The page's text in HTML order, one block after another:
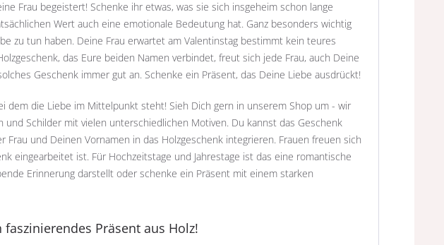
Frau begeistert! Schenke ihr etwas, was sie sich insgeheim schon lange
Wert auch eine emotionale Bedeutung hat. Ganz besonders wichtig
zu tun haben. Deine Frau erwartet am Valentinstag bestimmt kein teures
das Eure beiden Namen verbindet, freut sich jede Frau, auch Deine
Geschenk immer gut an. Schenke ein Präsent, das Deine Liebe ausdrückt!
dem die Liebe im Mittelpunkt steht! Sieh Dich gern in unserem Shop um - wir
Schilder mit vielen unterschiedlichen Motiven. Du kannst das Geschenk
und Deinen Vornamen in das Holzgeschenk integrieren. Frauen freuen sich
eingearbeitet ist. Für Hochzeitstage und Jahrestage ist das eine romantische
Erinnerung darstellt oder schenke ein Präsent mit einem starken
Präsent aus Holz!